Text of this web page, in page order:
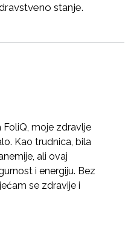
stanje.
moje zdravlje
Kao trudnica, bila
ali ovaj
i energiju. Bez
se zdravije i